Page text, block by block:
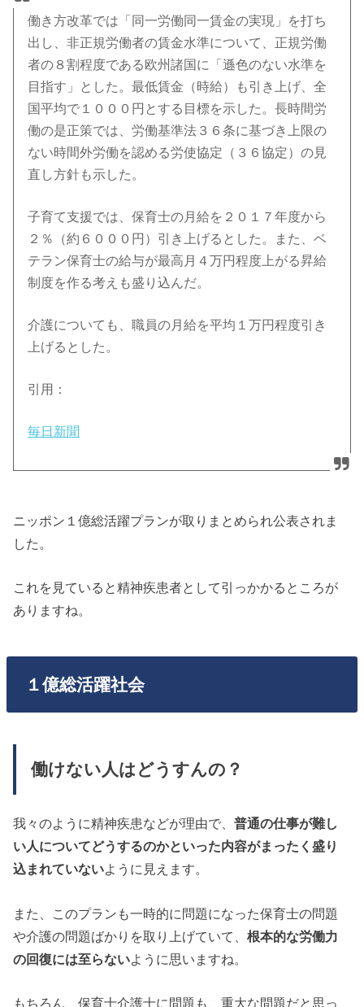
— ほっしー (@hossy_fe_ap)
2016年5月18日
働き方改革では「同一労働同一賃金の実現」を打ち
出し、非正規労働者の賃金水準について、正規労働
者の８割程度である欧州諸国に「遜色のない水準を
目指す」とした。最低賃金（時給）も引き上げ、全
国平均で１０００円とする目標を示した。長時間労
働の是正策では、労働基準法３６条に基づき上限の
ない時間外労働を認める労使協定（３６協定）の見
直し方針も示した。
子育て支援では、保育士の月給を２０１７年度から
２％（約６０００円）引き上げるとした。また、ベ
テラン保育士の給与が最高月４万円程度上がる昇給
制度を作る考えも盛り込んだ。
介護についても、職員の月給を平均１万円程度引き
上げるとした。
引用：
毎日新聞
ニッポン１億総活躍プランが取りまとめられ公表されま
した。
これを見ていると精神疾患者として引っかかるところが
ありますね。
１億総活躍社会
働けない人はどうすんの？
我々のように精神疾患などが理由で、普通の仕事が難し
い人についてどうするのかといった内容がまったく盛り
込まれていないように見えます。
また、このプランも一時的に問題になった保育士の問題
や介護の問題ばかりを取り上げていて、根本的な労働力
の回復には至らないように思いますね。
もちろん、保育士介護士に問題も、重大な問題だと思っ